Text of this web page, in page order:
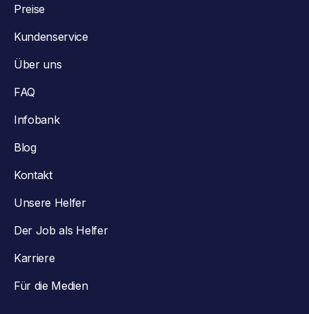
Preise
Kundenservice
Über uns
FAQ
Infobank
Blog
Kontakt
Unsere Helfer
Der Job als Helfer
Karriere
Für die Medien